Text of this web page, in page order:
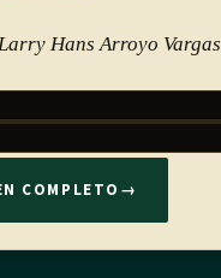
Hans Arroyo Vargas
COMPLETO →